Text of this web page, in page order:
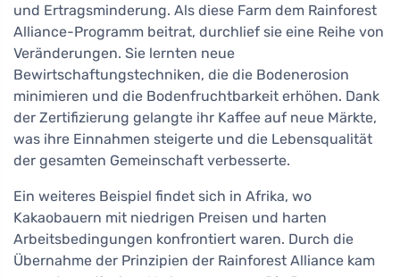
und Ertragsminderung. Als diese Farm dem Rainforest
Alliance-Programm beitrat, durchlief sie eine Reihe von
Veränderungen. Sie lernten neue
Bewirtschaftungstechniken, die die Bodenerosion
minimieren und die Bodenfruchtbarkeit erhöhen. Dank
der Zertifizierung gelangte ihr Kaffee auf neue Märkte,
was ihre Einnahmen steigerte und die Lebensqualität
der gesamten Gemeinschaft verbesserte.
Ein weiteres Beispiel findet sich in Afrika, wo
Kakaobauern mit niedrigen Preisen und harten
Arbeitsbedingungen konfrontiert waren. Durch die
Übernahme der Prinzipien der Rainforest Alliance kam